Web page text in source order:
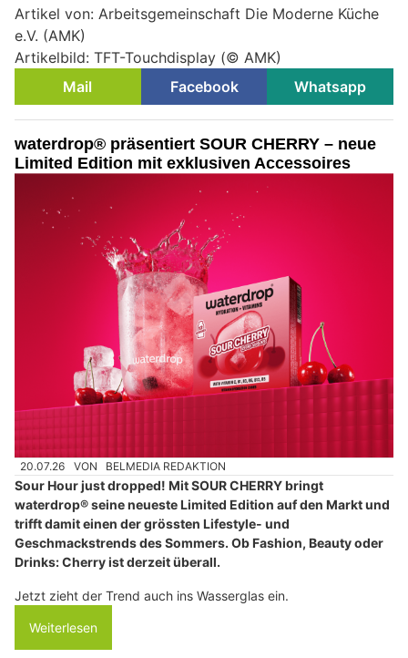
Artikel von: Arbeitsgemeinschaft Die Moderne Küche
e.V. (AMK)
Artikelbild: TFT-Touchdisplay (© AMK)
Mail
Facebook Whatsapp
waterdrop® präsentiert SOUR CHERRY – neue
Limited Edition mit exklusiven Accessoires
20.07.26 VON BELMEDIA REDAKTION
Sour Hour just dropped! Mit SOUR CHERRY bringt
waterdrop® seine neueste Limited Edition auf den Markt und
trifft damit einen der grössten Lifestyle- und
Geschmackstrends des Sommers. Ob Fashion, Beauty oder
Drinks: Cherry ist derzeit überall.
Jetzt zieht der Trend auch ins Wasserglas ein.
Weiterlesen